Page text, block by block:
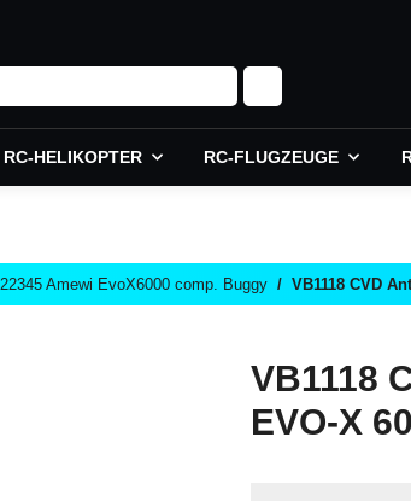
RC-HELIKOPTER RC-FLUGZEUGE
22345 Amewi EvoX6000 comp. Buggy VB1118 CVD
VB1118
EVO-X